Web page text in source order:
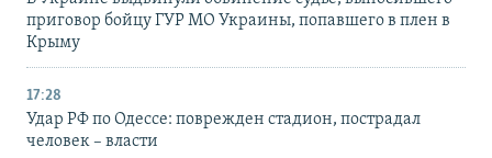
приговор бойцу ГУР МО Украины, попавшего в плен в
Крыму
17:28
Удар РФ по Одессе: поврежден стадион, пострадал
человек – власти